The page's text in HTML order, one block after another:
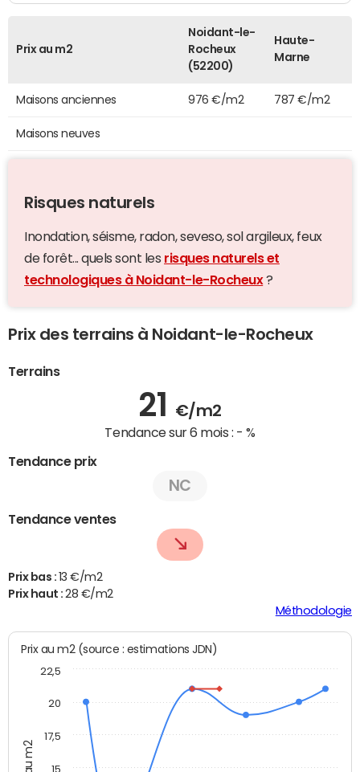
Prix au m2
Noidant-le-
Rocheux
(52200)
Haute-
Marne
Maisons anciennes 976 €/m2 787 €/m2
Maisons neuves
Risques naturels
Inondation, séisme, radon, seveso, sol argileux, feux
de forêt... quels sont les risques naturels et
technologiques à Noidant-le-Rocheux?
Prix des terrains à Noidant-le-Rocheux
Terrains
21 €/m2
Tendance sur 6 mois : - %
Tendance prix
NC
Tendance ventes
Prix bas : 13 €/m2
Prix haut :28 €/m2
Méthodologie
Prix au m2 (source : estimations JDN)
15
17,5
20
22,5